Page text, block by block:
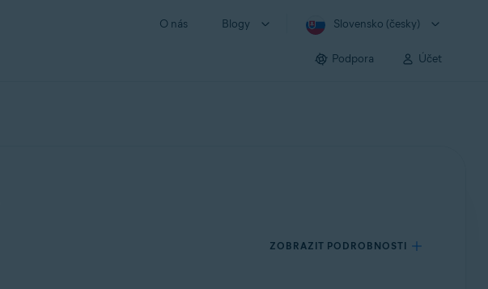
O nás Blogy Slovensko (česky)
Podpora Účet
ZOBRAZIT PODROBNOSTI